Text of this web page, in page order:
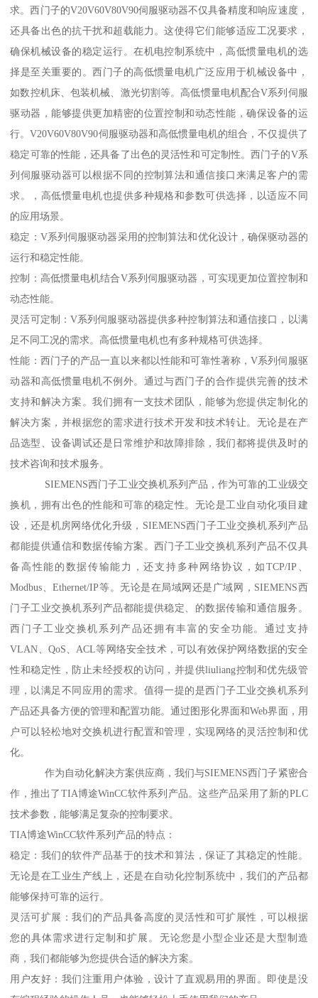
求。西门子的V20V60V80V90伺服驱动器不仅具备精度和响应速度，
还具备出色的抗干扰和超载能力。这使得它们能够适应工况要求，
确保机械设备的稳定运行。在机电控制系统中，高低惯量电机的选
择是至关重要的。西门子的高低惯量电机广泛应用于机械设备中，
如数控机床、包装机械、激光切割等。高低惯量电机配合V系列伺服
驱动器，能够提供更加精密的位置控制和动态性能，确保设备的运
行。V20V60V80V90伺服驱动器和高低惯量电机的组合，不仅提供了
稳定可靠的性能，还具备了出色的灵活性和可定制性。西门子的V系
列伺服驱动器可以根据不同的控制算法和通信接口来满足客户的需
求。，高低惯量电机也提供多种规格和参数可供选择，以适应不同
的应用场景。
稳定：V系列伺服驱动器采用的控制算法和优化设计，确保驱动器的
运行和稳定性能。
控制：高低惯量电机结合V系列伺服驱动器，可实现更加位置控制和
动态性能。
灵活可定制：V系列伺服驱动器提供多种控制算法和通信接口，以满
足不同工况的需求。高低惯量电机也有多种规格可供选择。
性能：西门子的产品一直以来都以性能和可靠性著称，V系列伺服驱
动器和高低惯量电机不例外。通过与西门子的合作提供完善的技术
支持和解决方案。我们拥有一支技术团队，能够为您提供定制化的
解决方案，并根据您的需求进行技术开发和技术转让。无论是在产
品选型、设备调试还是日常维护和故障排除，我们都将提供及时的
技术咨询和技术服务。
SIEMENS西门子工业交换机系列产品，作为可靠的工业级交
换机，拥有出色的性能和可靠的稳定性。无论是工业自动化项目建
设，还是机房网络优化升级，SIEMENS西门子工业交换机系列产品
都能提供通信和数据传输方案。西门子工业交换机系列产品不仅具
备高性能的数据传输能力，还支持多种网络协议，如TCP/IP、
Modbus、Ethernet/IP等。无论是在局域网还是广域网，SIEMENS西
门子工业交换机系列产品都能提供稳定、的数据传输和通信服务。
西门子工业交换机系列产品还拥有丰富的安全功能。通过支持
VLAN、QoS、ACL等网络安全技术，可以有效保护网络数据的安全
性和稳定性，防止未经授权的访问，并提供liuliang控制和优先级管
理，以满足不同应用的需求。值得一提的是西门子工业交换机系列
产品还具备方便的管理和配置功能。通过图形化界面和Web界面，用
户可以轻松地对交换机进行配置和管理，实现网络的灵活控制和优
化。
作为自动化解决方案供应商，我们与SIEMENS西门子紧密合
作，推出了TIA博途WinCC软件系列产品。这些产品采用了新的PLC
技术参数，能够满足复杂的控制要求。
TIA博途WinCC软件系列产品的特点：
稳定：我们的软件产品基于的技术和算法，保证了其稳定的性能。
无论是在工业生产线上，还是在自动化控制系统中，我们的产品都
能够保持可靠的运行。
灵活可扩展：我们的产品具备高度的灵活性和可扩展性，可以根据
您的具体需求进行定制和扩展。无论您是小型企业还是大型制造
商，我们都能够为您提供合适的解决方案。
用户友好：我们注重用户体验，设计了直观易用的界面。即使是没